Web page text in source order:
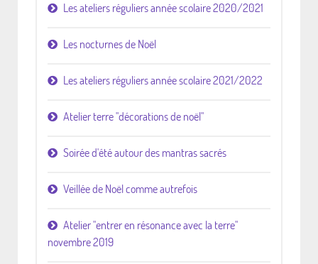
Les ateliers réguliers année scolaire 2020/2021
Les nocturnes de Noël
Les ateliers réguliers année scolaire 2021/2022
Atelier terre "décorations de noël"
Soirée d'été autour des mantras sacrés
Veillée de Noël comme autrefois
Atelier "entrer en résonance avec la terre"
novembre 2019